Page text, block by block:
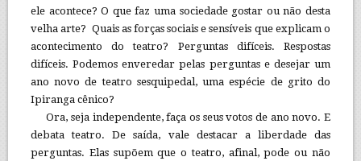
ele acontece? O que faz uma sociedade gostar ou não desta
velha arte? Quais as forças sociais e sensíveis que explicam o
acontecimento do teatro? Perguntas difíceis. Respostas
difíceis. Podemos enveredar pelas perguntas e desejar um
ano novo de teatro sesquipedal, uma espécie de grito do
Ipiranga cênico?
Ora, seja independente, faça os seus votos de ano novo. E
debata teatro. De saída, vale destacar a liberdade das
perguntas. Elas supõem que o teatro, afinal, pode ou não